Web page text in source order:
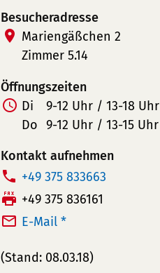
Besucheradresse
Mariengäßchen 2
Zimmer 5.14
Öffnungszeiten
Di
9-12 Uhr / 13-18 Uhr
Do 9-12 Uhr / 13-15 Uhr
Kontakt aufnehmen
T
e
l
f
+49 375 833663
F
a
+49 375 836161
E-Mail *
(Stand: 08.03.18)